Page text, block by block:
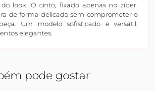
do look. O cinto, fixado apenas no zíper,
de forma delicada sem comprometer o
Um modelo sofisticado e versátil,
elegantes.
pode gostar